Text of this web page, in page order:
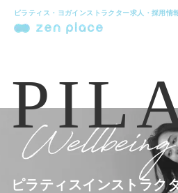
ピラティス・ヨガインストラクター求人・採用情
ピラティスインストラク